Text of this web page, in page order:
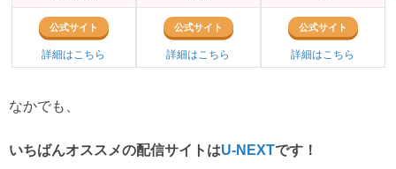
公式サイト
詳細はこちら
公式サイト
詳細はこちら
公式サイト
詳細はこちら
なかでも、
いちばんオススメの配信サイトはU-NEXTです！